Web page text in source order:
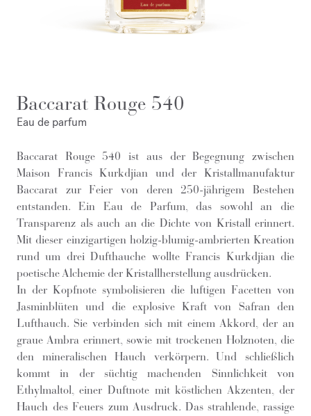
Baccarat Rouge 540
Eau de parfum
Baccarat Rouge 540 ist aus der Begegnung zwischen
Maison Francis Kurkdjian und der Kristallmanufaktur
Baccarat zur Feier von deren 250-jährigem Bestehen
entstanden. Ein Eau de Parfum, das sowohl an die
Transparenz als auch an die Dichte von Kristall erinnert.
Mit dieser einzigartigen holzig-blumig-ambrierten Kreation
rund um drei Dufthauche wollte Francis Kurkdjian die
poetische Alchemie der Kristallherstellung ausdrücken.
In der Kopfnote symbolisieren die luftigen Facetten von
Jasminblüten und die explosive Kraft von Safran den
Lufthauch. Sie verbinden sich mit einem Akkord, der an
graue Ambra erinnert, sowie mit trockenen Holznoten, die
den mineralischen Hauch verkörpern. Und schließlich
kommt in der süchtig machenden Sinnlichkeit von
Ethylmaltol, einer Duftnote mit köstlichen Akzenten, der
Hauch des Feuers zum Ausdruck. Das strahlende, rassige